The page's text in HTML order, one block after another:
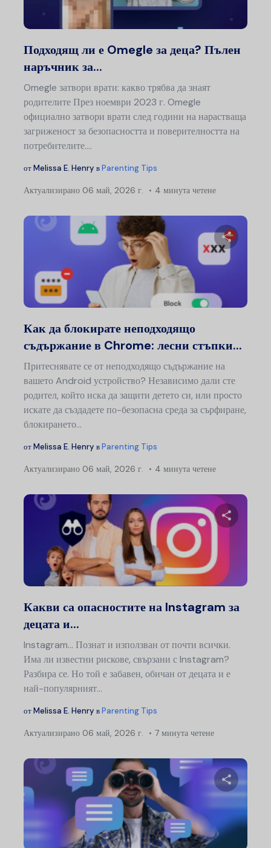
Подходящ ли е Omegle за деца? Пълен
наръчник за...
Omegle затвори врати: какво трябва да знаят
родителите През ноември 2023 г. Omegle
официално затвори врати след години на нарастваща
загриженост за безопасността и поверителността на
потребителите.…
отMelissa E. Henry вParenting Tips
Актуализирано 06 май, 2026 г. 4 минута четене
Как да блокирате неподходящо
съдържание в Chrome: лесни стъпки...
Притеснявате се от неподходящо съдържание на
вашето Android устройство? Независимо дали сте
родител, който иска да защити детето си, или просто
искате да създадете по-безопасна среда за сърфиране,
блокирането...
отMelissa E. Henry вParenting Tips
Актуализирано 06 май, 2026 г. 4 минута четене
Какви са опасностите на Instagram за
децата и...
Instagram... Познат и използван от почти всички.
Има ли известни рискове, свързани с Instagram?
Разбира се. Но той е забавен, обичан от децата и е
най-популярният...
отMelissa E. Henry вParenting Tips
Актуализирано 06 май, 2026 г. 7 минута четене